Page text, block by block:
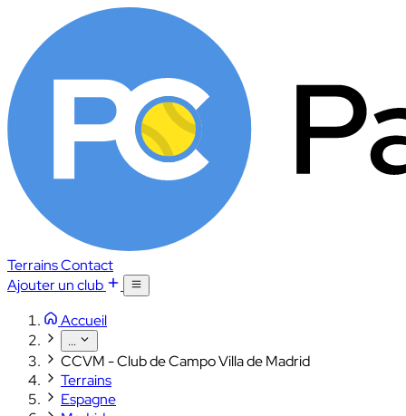
TerrainsContact
Ajouter un club
Accueil
...
CCVM - Club de Campo Villa de Madrid
Terrains
Espagne